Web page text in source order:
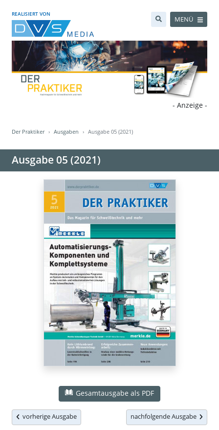
REALISIERT VON
MENÜ
- Anzeige -
Der Praktiker Ausgaben Ausgabe 05 (2021)
Ausgabe 05 (2021)
Gesamtausgabe als PDF
vorherige Ausgabe nachfolgende Ausgabe